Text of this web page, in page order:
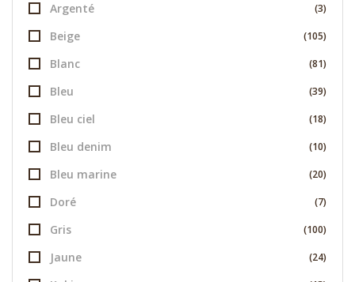
Argenté (3)
Beige (105)
Blanc (81)
Bleu (39)
Bleu ciel (18)
Bleu denim (10)
Bleu marine (20)
Doré (7)
Gris (100)
Jaune (24)